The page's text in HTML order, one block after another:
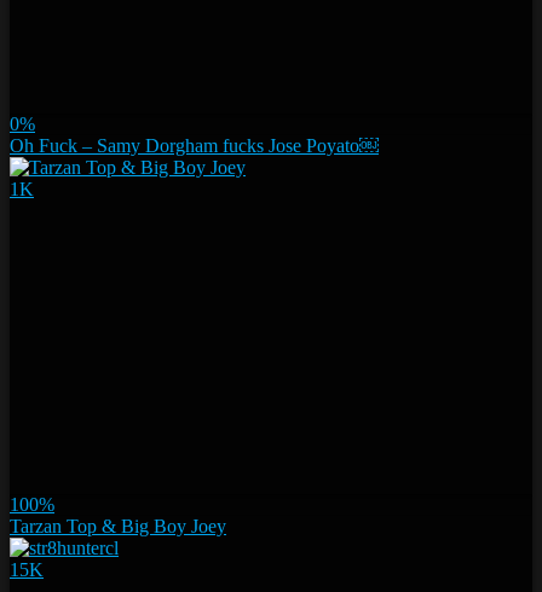
0%
Oh Fuck – Samy Dorgham fucks Jose Poyato￼
1K
100%
Tarzan Top & Big Boy Joey
15K